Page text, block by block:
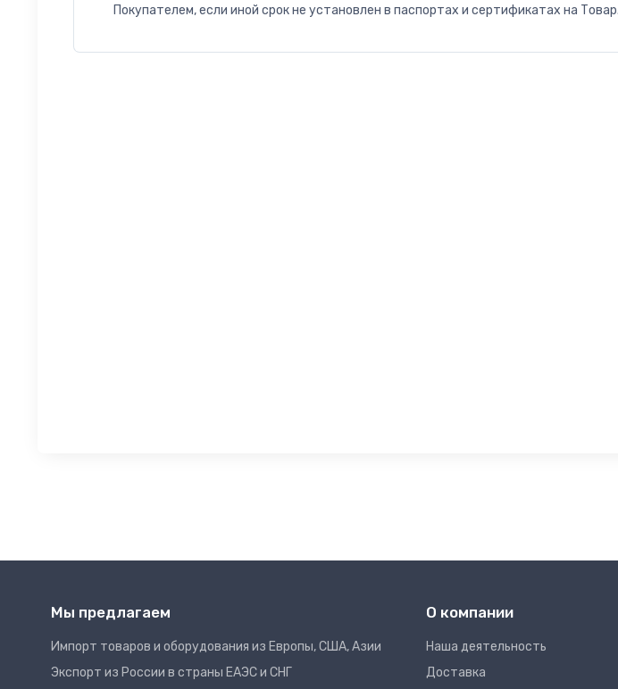
Покупателем, если иной срок не установлен в паспортах и сертификатах на Товар.
Мы предлагаем
Импорт товаров и оборудования из Европы, США, Азии
Экспорт из России в страны ЕАЭС и СНГ
О компании
Наша деятельность
Доставка